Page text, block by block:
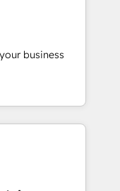
business